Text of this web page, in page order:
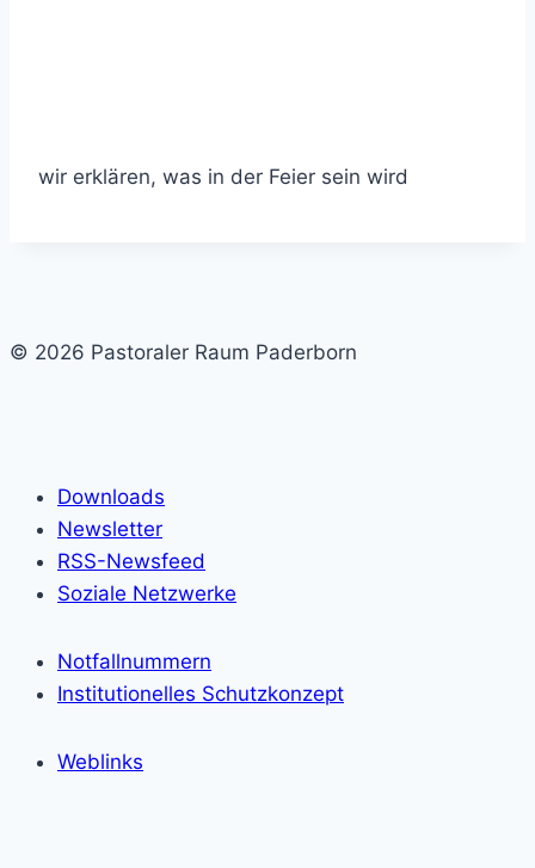
wir erklären, was in der Feier sein wird
© 2026 Pastoraler Raum Paderborn
Downloads
Newsletter
RSS-Newsfeed
Soziale Netzwerke
Notfallnummern
Institutionelles Schutzkonzept
Weblinks